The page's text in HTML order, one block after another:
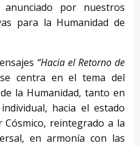
anunciado por nuestros
para la Humanidad de
“Hacia el Retorno de
centra en el tema del
la Humanidad, tanto en
hacia el estado
reintegrado a la
en armonía con las